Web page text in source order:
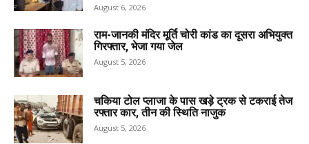
August 6, 2026
राम-जानकी मंदिर मूर्ति चोरी कांड का दूसरा अभियुक्त
गिरफ्तार, भेजा गया जेल
August 5, 2026
चकिया टोल प्लाजा के पास खड़े ट्रक से टकराई तेज
रफ्तार कार, तीन की स्थिति नाजुक
August 5, 2026